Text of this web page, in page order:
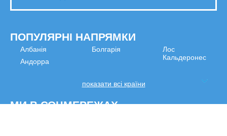
ПОПУЛЯРНІ НАПРЯМКИ
Албанія
Андорра
Болгарія
Лос
Кальдеронес
показати всі країни
МИ В СОЦМЕРЕЖАХ